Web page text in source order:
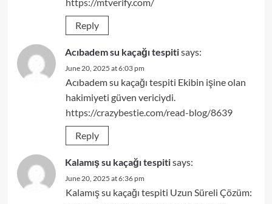
Reply
Acıbadem su kaçağı tespitisays:
June 20, 2025 at 6:03 pm
Acıbadem su kaçağı tespiti Ekibin işine olan
hakimiyeti güven vericiydi.
https://crazybestie.com/read-blog/8639
Reply
Kalamış su kaçağı tespitisays:
June 20, 2025 at 6:36 pm
Kalamış su kaçağı tespiti Uzun Süreli Çözüm: